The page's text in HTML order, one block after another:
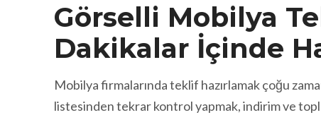
Görselli Mobilya
Dakikalar İçinde
Mobilya firmalarında teklif hazırlamak çoğu
listesinden tekrar kontrol yapmak, indirim ve